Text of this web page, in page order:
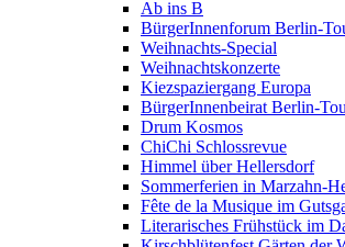
Ab ins B
BürgerInnenforum Berlin-
Weihnachts-Special
Weihnachtskonzerte
Kiezspaziergang Europa
BürgerInnenbeirat Berlin-
Drum Kosmos
ChiChi Schlossrevue
Himmel über Hellersdorf
Sommerferien in Marzahn-
Fête de la Musique im
Literarisches Frühstück im